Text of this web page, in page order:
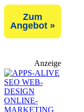
Zum
Angebot »
Anzeige